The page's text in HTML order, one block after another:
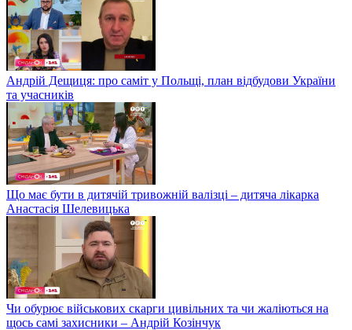
Андрій Дещиця: про саміт у Польщі, план відбудови України
та учасників
Що має бути в дитячій тривожній валізці – дитяча лікарка
Анастасія Шелевицька
Чи обурює військових скарги цивільних та чи жаліються на
щось самі захисники – Андрій Козінчук